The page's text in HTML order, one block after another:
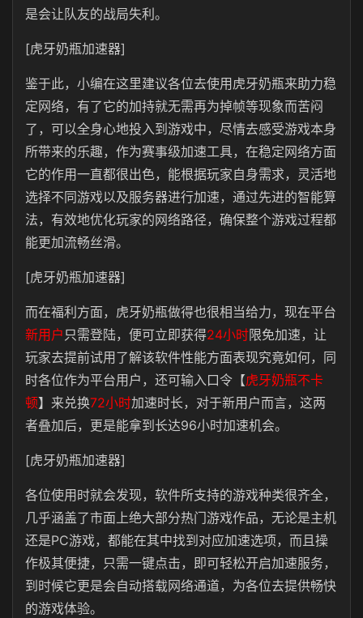
是会让队友的战局失利。
[虎牙奶瓶加速器]
鉴于此，小编在这里建议各位去使用虎牙奶瓶来助力稳
定网络，有了它的加持就无需再为掉帧等现象而苦闷
了，可以全身心地投入到游戏中，尽情去感受游戏本身
所带来的乐趣，作为赛事级加速工具，在稳定网络方面
它的作用一直都很出色，能根据玩家自身需求，灵活地
选择不同游戏以及服务器进行加速，通过先进的智能算
法，有效地优化玩家的网络路径，确保整个游戏过程都
能更加流畅丝滑。
[虎牙奶瓶加速器]
而在福利方面，虎牙奶瓶做得也很相当给力，现在平台
新用户 只需登陆，便可立即获得24小时限免加速，让
玩家去提前试用了解该软件性能方面表现究竟如何，同
时各位作为平台用户，还可输入口令【虎牙奶瓶不卡
顿】来兑换72小时加速时长，对于新用户而言，这两
者叠加后，更是能拿到长达96小时加速机会。
[虎牙奶瓶加速器]
各位使用时就会发现，软件所支持的游戏种类很齐全，
几乎涵盖了市面上绝大部分热门游戏作品，无论是主机
还是PC游戏，都能在其中找到对应加速选项，而且操
作极其便捷，只需一键点击，即可轻松开启加速服务，
到时候它更是会自动搭载网络通道，为各位去提供畅快
的游戏体验。